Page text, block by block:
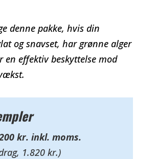
denne pakke, hvis din
og snavset, har grønne alger
en effektiv beskyttelse mod
kr. inkl. moms.
1.820 kr.)